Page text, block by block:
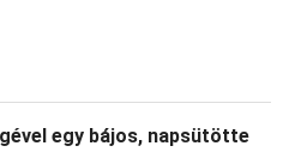
egy bájos, napsütötte